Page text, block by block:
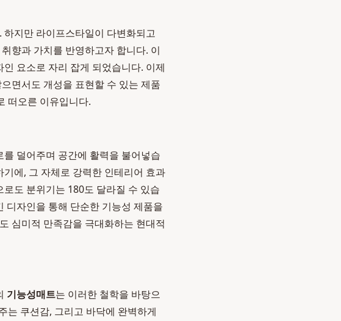
지만 라이프스타일이 다변화되고
향과 가치를 반영하고자 합니다. 이
인 요소로 자리 잡게 되었습니다. 이제
면서도 개성을 표현할 수 있는 제품
떠오른 이유입니다.
덜어주며 공간에 활력을 불어넣습
에, 그 자체로 강력한 인테리어 효과
도 분위기는 180도 달라질 수 있습
디자인을 통해 단순한 기능성 제품을
심미적 만족감을 극대화하는 현대적
기능성매트는 이러한 철학을 바탕으
는 쿠션감, 그리고 바닥에 완벽하게